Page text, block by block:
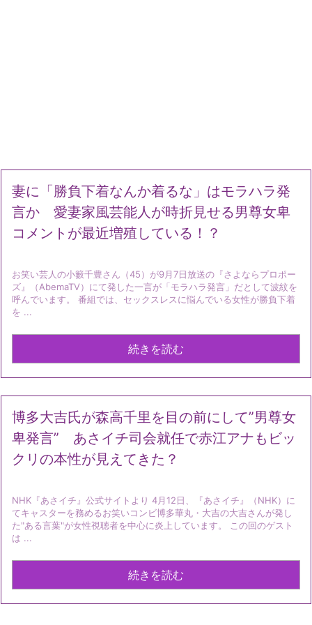
妻に「勝負下着なんか着るな」はモラハラ発
言か 愛妻家風芸能人が時折見せる男尊女卑
コメントが最近増殖している！？
お笑い芸人の小籔千豊さん（45）が9月7日放送の『さよならプロポー
ズ』（AbemaTV）にて発した一言が「モラハラ発言」だとして波紋を
呼んでいます。 番組では、セックスレスに悩んでいる女性が勝負下着
を ...
続きを読む
博多大吉氏が森高千里を目の前にして”男尊女
卑発言” あさイチ司会就任で赤江アナもビッ
クリの本性が見えてきた？
NHK『あさイチ』公式サイトより 4月12日、『あさイチ』（NHK）に
てキャスターを務めるお笑いコンビ博多華丸・大吉の大吉さんが発し
た"ある言葉"が女性視聴者を中心に炎上しています。 この回のゲスト
は ...
続きを読む